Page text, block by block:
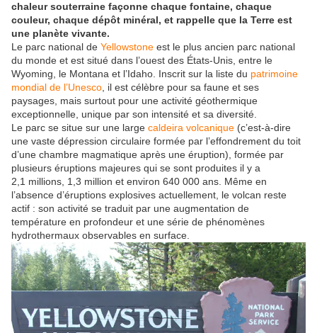
chaleur souterraine façonne chaque fontaine, chaque
couleur, chaque dépôt minéral, et rappelle que la Terre est
une planète vivante.
Le parc national de Yellowstone est le plus ancien parc national
du monde et est situé dans l’ouest des États-Unis, entre le
Wyoming, le Montana et l’Idaho. Inscrit sur la liste du patrimoine
mondial de l’Unesco , il est célèbre pour sa faune et ses
paysages, mais surtout pour une activité géothermique
exceptionnelle, unique par son intensité et sa diversité.
Le parc se situe sur une large caldeira volcanique (c’est-à-dire
une vaste dépression circulaire formée par l’effondrement du toit
d’une chambre magmatique après une éruption), formée par
plusieurs éruptions majeures qui se sont produites il y a
2,1 millions, 1,3 million et environ 640 000 ans. Même en
l’absence d’éruptions explosives actuellement, le volcan reste
actif : son activité se traduit par une augmentation de
température en profondeur et une série de phénomènes
hydrothermaux observables en surface.